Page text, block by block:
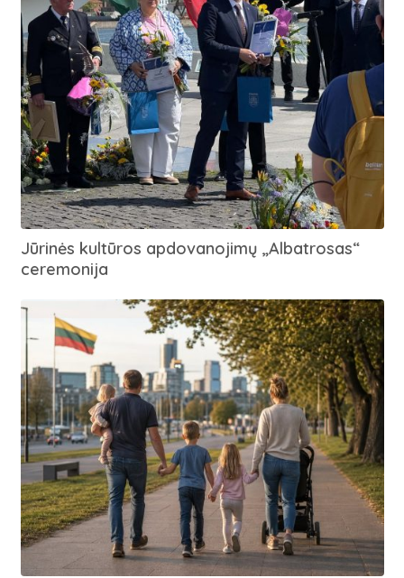
Jūrinės kultūros apdovanojimų „Albatrosas“
ceremonija